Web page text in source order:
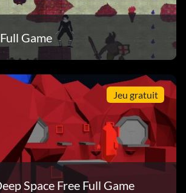
Game
Jeu gratuit
Space Free Full Game